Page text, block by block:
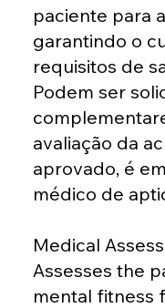
paciente para
garantindo o
requisitos de
Podem ser
avaliação da
aprovado, é
médico de
Medical
Assesses the
mental fitness